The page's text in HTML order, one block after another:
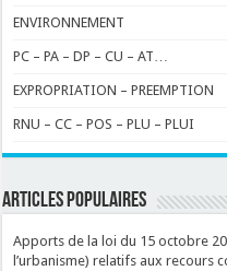
ENVIRONNEMENT
PC – PA – DP – CU – AT…
EXPROPRIATION – PREEMPTION
RNU – CC – POS – PLU – PLUI
ARTICLES POPULAIRES
Apports de la loi du 15 octobre
l’urbanisme) relatifs aux recours